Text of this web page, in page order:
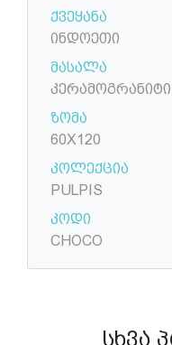
ქვეყანა
ინდოეთი
მასალა
კერამოგრანიტი
ზომა
60X120
კოლექცია
PULPIS
კოდი
CHOCO
სხვა